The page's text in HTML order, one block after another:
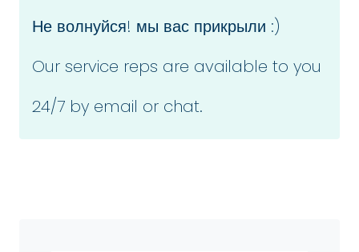
Не волнуйся! мы вас прикрыли :)
Our service reps are available to you
24/7 by email or chat.